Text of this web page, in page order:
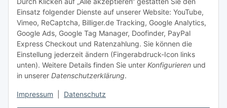
Einsatz folgender Dienste auf unserer Website: YouTube,
Vimeo, ReCaptcha, Billiger.de Tracking, Google Analytics,
Google Ads, Google Tag Manager, Doofinder, PayPal
Express Checkout und Ratenzahlung. Sie können die
Einstellung jederzeit ändern (Fingerabdruck-Icon links
unten). Weitere Details finden Sie unter Konfigurieren und
in unserer Datenschutzerklärung.
Impressum Datenschutz
Versandinformationen
Sonstiges